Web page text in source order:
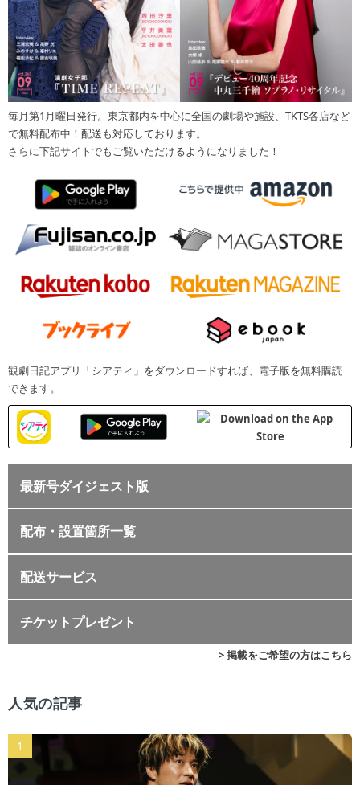
毎月第1月曜日発行。東京都内を中心に全国の劇場や施設、TKTS各店など
で無料配布中！配送も対応しております。
さらに下記サイトでもご覧いただけるようになりました！
観劇日記アプリ「シアティ」をダウンロードすれば、電子版を無料購読
できます。
最新号ダイジェスト版
配布・設置箇所一覧
配送サービス
チケットプレゼント
> 掲載をご希望の方はこちら
人気の記事